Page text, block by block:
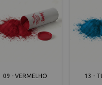
09 - VERMELHO 13 -